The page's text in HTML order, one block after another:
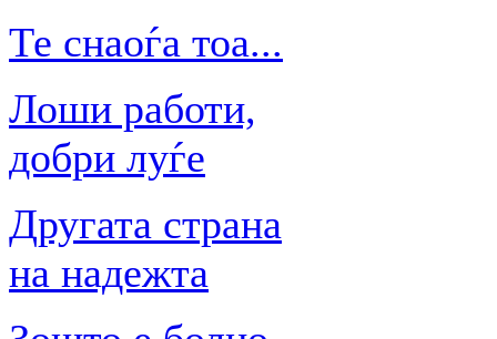
Те снаоѓа тоа...
Лоши работи,
добри луѓе
Другата страна
на надежта